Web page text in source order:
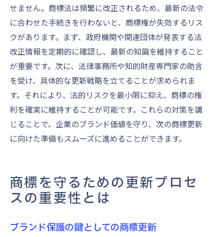
せません。商標法は頻繁に改正されるため、最新の法令
に合わせた手続きを行わないと、商標権が失効するリス
クがあります。まず、政府機関や関連団体が発表する法
改正情報を定期的に確認し、最新の知識を維持すること
が重要です。次に、法律事務所や知的財産専門家の助言
を受け、具体的な更新戦略を立てることが求められま
す。それにより、法的リスクを最小限に抑え、商標の権
利を確実に維持することが可能です。これらの対策を講
じることで、企業のブランド価値を守り、次の商標更新
に向けた準備もスムーズに進めることができます。
商標を守るための更新プロセ
スの重要性とは
ブランド保護の鍵としての商標更新